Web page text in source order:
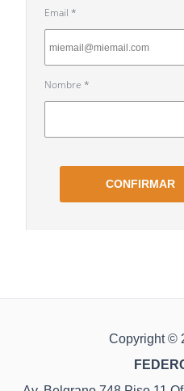
Copyright ©